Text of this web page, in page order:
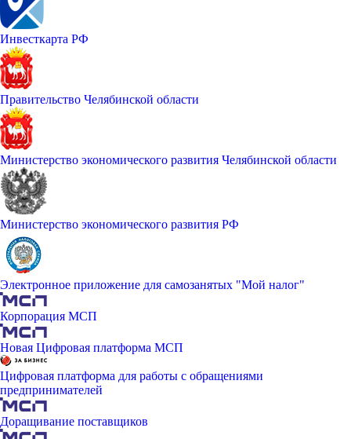
Инвесткарта РФ
Правительство Челябинской области
Министерство экономического развития Челябинской области
Министерство экономического развития РФ
Электронное приложение для самозанятых "Мой налог"
Корпорация МСП
Новая Цифровая платформа МСП
Цифровая платформа для работы с обращениями
предпринимателей
Доращивание поставщиков